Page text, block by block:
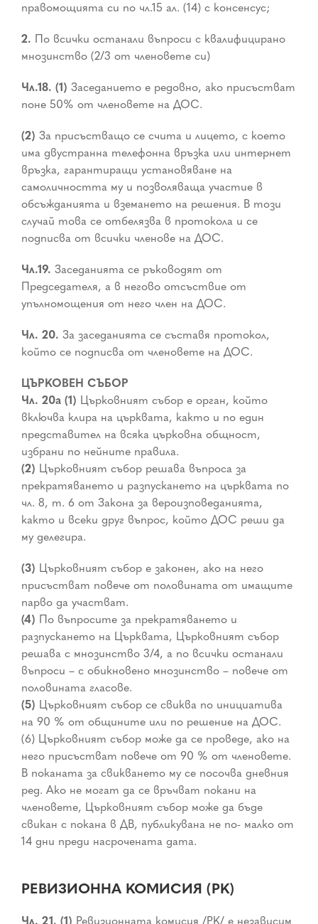
правомощията си по чл.15 ал. (14) с консенсус;
2. По всички останали въпроси с квалифицирано
мнозинство (2/3 от членовете си)
Чл.18. (1) Заседанието е редовно, ако присъстват
поне 50% от членовете на ДОС.
(2) За присъстващо се счита и лицето, с което
има двустранна телефонна връзка или интернет
връзка, гарантиращи установяване на
самоличността му и позволяваща участие в
обсъжданията и вземането на решения. В този
случай това се отбелязва в протокола и се
подписва от всички членове на ДОС.
Чл.19. Заседанията се ръководят от
Председателя, а в негово отсъствие от
упълномощения от него член на ДОС.
Чл. 20. За заседанията се съставя протокол,
който се подписва от членовете на ДОС.
ЦЪРКОВЕН СЪБОР
Чл. 20а (1) Църковният събор е орган, който
включва клира на църквата, както и по един
представител на всяка църковна общност,
избрани по нейните правила.
(2) Църковният събор решава въпроса за
прекратяването и разпускането на църквата по
чл. 8, т. 6 от Закона за вероизповеданията,
както и всеки друг въпрос, който ДОС реши да
му делегира.
(3) Църковният събор е законен, ако на него
присъстват повече от половината от имащите
парво да участват.
(4) По въпросите за прекратяването и
разпускането на Църквата, Църковният събор
решава с мнозинство 3/4, а по всички останали
въпроси – с обикновено мнозинство – повече от
половината гласове.
(5) Църковният събор се свиква по инициатива
на 90 % от общините или по решение на ДОС.
(6) Църковният събор може да се проведе, ако на
него присъстват повече от 90 % от членовете.
В поканата за свикването му се посочва дневния
ред. Ако не могат да се връчват покани на
членовете, Църковният събор може да бъде
свикан с покана в ДВ, публикувана не по- малко от
14 дни преди насрочената дата.
РЕВИЗИОННА КОМИСИЯ (РК)
Чл. 21. (1) Ревизионната комисия /РК/ е независим